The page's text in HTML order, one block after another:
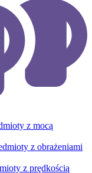
z mocą
z obrażeniami
z prędkością